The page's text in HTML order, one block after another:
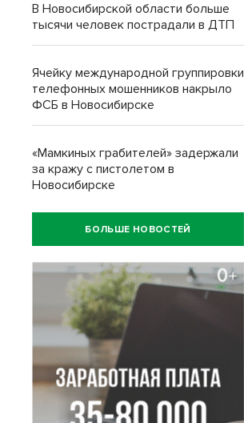
В Новосибирской области больше
тысячи человек пострадали в ДТП
Ячейку международной группировки
телефонных мошенников накрыло
ФСБ в Новосибирске
«Мамкиных грабителей» задержали
за кражу с пистолетом в
Новосибирске
БОЛЬШЕ НОВОСТЕЙ